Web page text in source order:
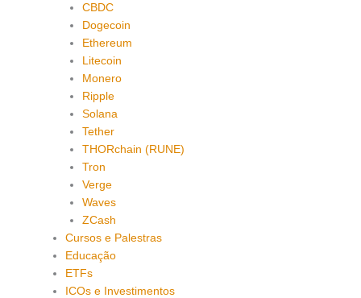
CBDC
Dogecoin
Ethereum
Litecoin
Monero
Ripple
Solana
Tether
THORchain (RUNE)
Tron
Verge
Waves
ZCash
Cursos e Palestras
Educação
ETFs
ICOs e Investimentos